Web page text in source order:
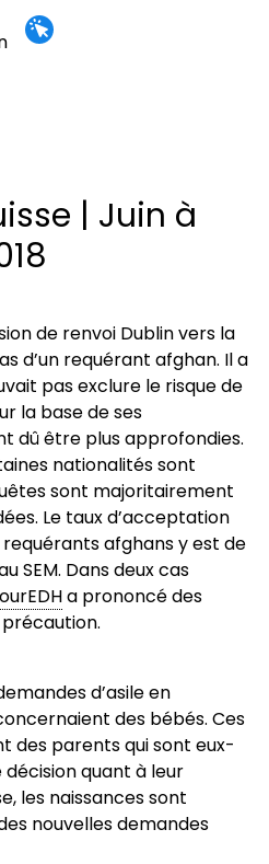
| Juin à
de renvoi Dublin vers la
d’un requérant afghan. Il a
pas exclure le risque de
la base de ses
dû être plus approfondies.
nationalités sont
sont majoritairement
Le taux d’acceptation
requérants afghans y est de
SEM. Dans deux cas
a prononcé des
d’asile en
des bébés. Ces
des parents qui sont eux-
quant à leur
les naissances sont
nouvelles demandes